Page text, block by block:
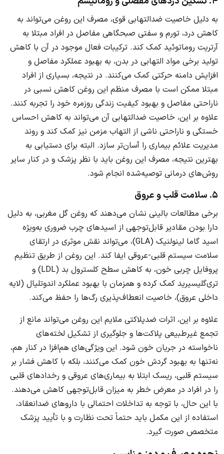
به دلیل خاصیت ضدالتهابی قوی، مصرف این روغن می‌تواند به
کاهش درد، تورم و سفتی صبحگاهی مفاصل در افراد مبتلا به
آرتریت روماتوئید کمک کند. ترکیبات فعال موجود در آن با کاهش
تولید برخی مواد التهابی در بدن، به بهبود عملکرد مفاصل و
افزایش دامنه حرکتی کمک می‌کنند. در نتیجه، بسیاری از افراد
مبتلا ممکن است با مصرف منظم این روغن کاهش نسبی در
ناراحتی مفاصل و بهبود کیفیت زندگی روزمره خود را تجربه کنند.
علاوه بر این، خاصیت ضدالتهابی آن می‌تواند به کاهش احساس
خستگی و ناراحتی ناشی از التهاب مزمن نیز کمک کند و روند
مدیریت علائم بیماری را آسان‌تر سازد. البته برای دستیابی به
بهترین نتیجه، مصرف این روغن باید با نظر پزشک و در کنار سایر
روش‌های درمانی توصیه‌شده انجام شود.
۵. سلامت قلب و عروق
برخی مطالعات بالینی نشان می‌دهند که روغن گل مغربی، به دلیل
دارا بودن مقادیر قابل‌توجهی از اسیدهای چرب ضروری به‌ویژه
اسید گاما لینولنیک (GLA)، می‌تواند نقش موثری در ارتقای
سلامت سیستم قلبی-عروقی ایفا کند. این روغن از طریق تنظیم
پروفایل چربی خون، به کاهش سطح کلسترول بد (LDL) و
تری‌گلیسیرید کمک کرده و همزمان با بهبود عملکرد اندوتلیال (لایه
داخلی عروق)، خاصیت انعطاف‌پذیری رگ‌ها را حفظ می‌کند.
علاوه بر این، اثرات ضدپلاکتی ملایم این روغن می‌تواند مانع از
تجمع غیرطبیعی پلاکت‌ها و جلوگیری از تشکیل لخته‌های
ناخواسته در جریان خون شود. این ویژگی‌های هم‌افزا در کنار هم،
نه‌تنها به بهبود گردش خون کمک می‌کنند، بلکه با کاهش فشار بر
سیستم قلبی، ریسک ابتلا به بیماری‌های عروقی و رخدادهای قلبی
را در افراد در معرض خطر به میزان قابل‌توجهی کاهش می‌دهند.
با این حال، با توجه به تداخلات احتمالی با داروهای ضدانعقاد،
استفاده از این مکمل باید حتماً تحت نظارت و با تأیید پزشک
متخصص صورت گیرد.